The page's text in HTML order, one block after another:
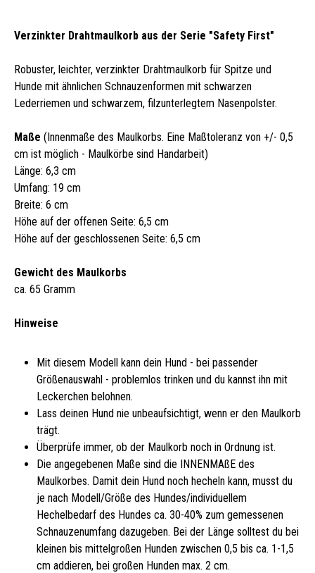
Verzinkter Drahtmaulkorb aus der Serie "Safety First"
Robuster, leichter, verzinkter Drahtmaulkorb für Spitze und
Hunde mit ähnlichen Schnauzenformen mit schwarzen
Lederriemen und schwarzem, filzunterlegtem Nasenpolster.
Maße (Innenmaße des Maulkorbs. Eine Maßtoleranz von +/- 0,5
cm ist möglich - Maulkörbe sind Handarbeit)
Länge: 6,3 cm
Umfang: 19 cm
Breite: 6 cm
Höhe auf der offenen Seite: 6,5 cm
Höhe auf der geschlossenen Seite: 6,5 cm
Gewicht des Maulkorbs
ca. 65 Gramm
Hinweise
Mit diesem Modell kann dein Hund - bei passender
Größenauswahl - problemlos trinken und du kannst ihn mit
Leckerchen belohnen.
Lass deinen Hund nie unbeaufsichtigt, wenn er den Maulkorb
trägt.
Überprüfe immer, ob der Maulkorb noch in Ordnung ist.
Die angegebenen Maße sind die INNENMAßE des
Maulkorbes. Damit dein Hund noch hecheln kann, musst du
je nach Modell/Größe des Hundes/individuellem
Hechelbedarf des Hundes ca. 30-40% zum gemessenen
Schnauzenumfang dazugeben. Bei der Länge solltest du bei
kleinen bis mittelgroßen Hunden zwischen 0,5 bis ca. 1-1,5
cm addieren, bei großen Hunden max. 2 cm.